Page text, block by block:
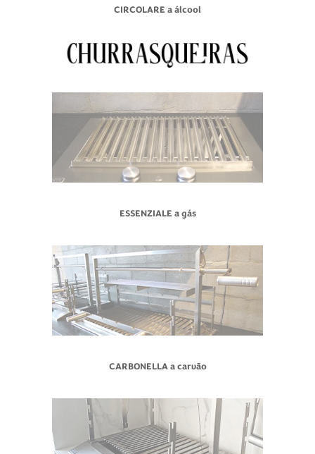
CIRCOLARE a álcool
ESSENZIALE a gás
CARBONELLA a carvão